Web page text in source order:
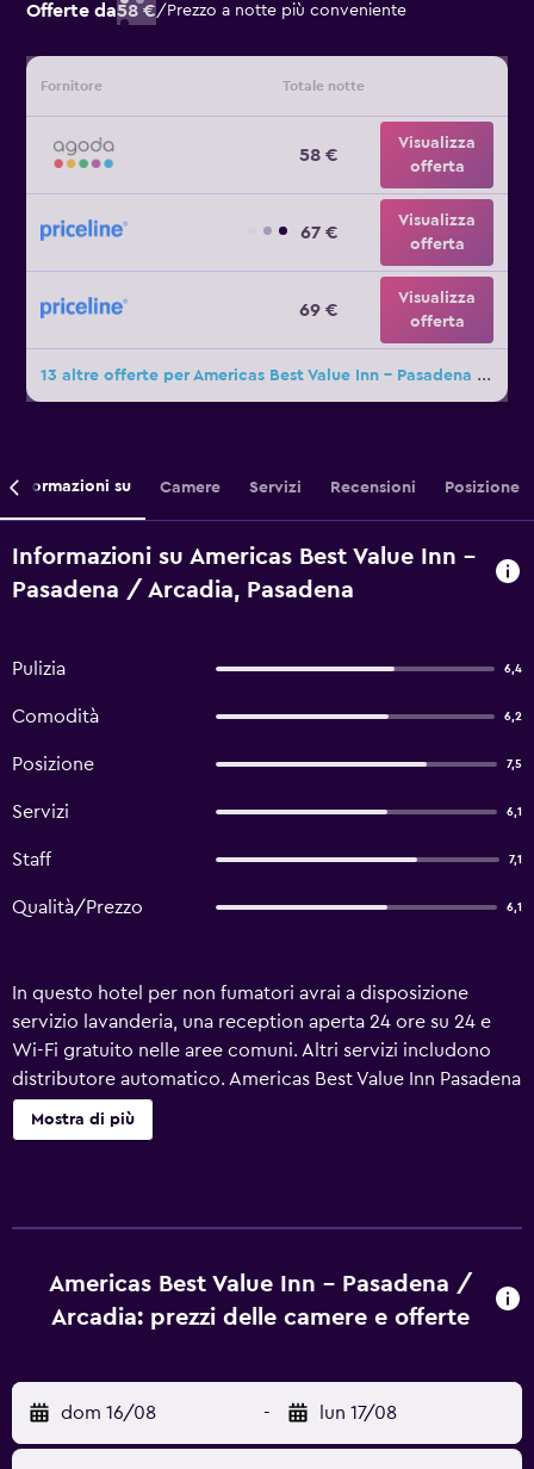
Offerte da58 €/ Prezzo a notte più conveniente
Fornitore Totale notte
58 €
Visualizza
offerta
67 €
Visualizza
offerta
69 €
Visualizza
offerta
13 altre offerte per Americas Best Value Inn - Pasadena / Arcadia
Informazioni su Camere Servizi Recensioni Posizione
Informazioni su Americas Best Value Inn -
Pasadena / Arcadia, Pasadena
Pulizia 6,4
Comodità 6,2
Posizione 7,5
Servizi 6,1
Staff 7,1
Qualità/Prezzo 6,1
In questo hotel per non fumatori avrai a disposizione
servizio lavanderia, una reception aperta 24 ore su 24 e
Wi-Fi gratuito nelle aree comuni. Altri servizi includono
distributore automatico. Americas Best Value Inn Pasadena
Arcadia offre 36 sistemazioni con aria condizionata,
accessibili da corridoi esterni e con asciugacapelli e set di
business comprendono telefono con chiamate urbane
gratuite (potrebbero essere previste restrizioni). Le pulizie
Mostra di più
Americas Best Value Inn - Pasadena /
Arcadia: prezzi delle camere e offerte
dom 16/08 - lun 17/08